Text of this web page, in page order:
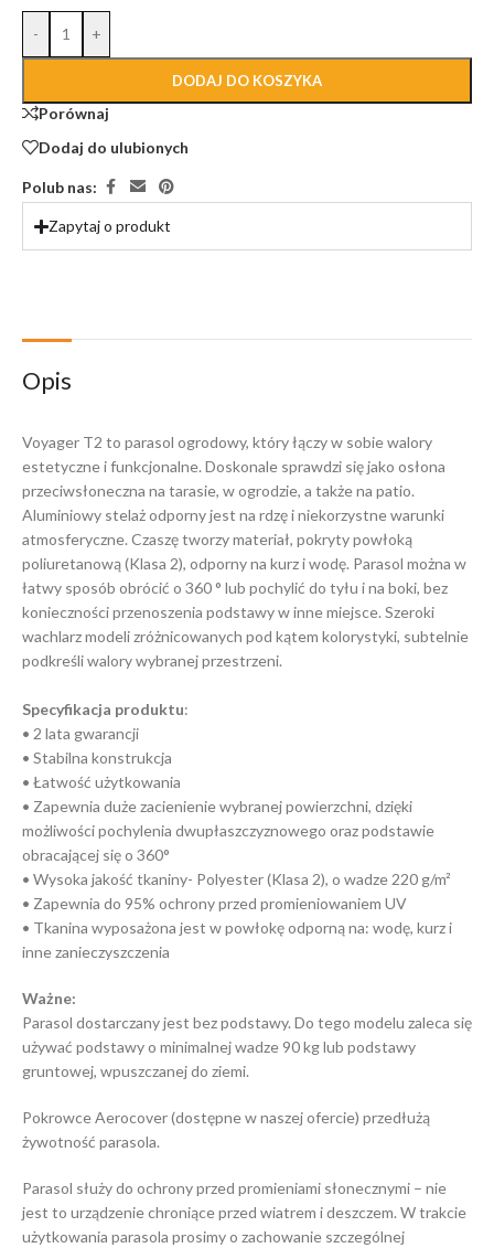
- +
DODAJ DO KOSZYKA
Porównaj
Dodaj do ulubionych
Polub nas:
Zapytaj o produkt
Opis
Voyager T2 to parasol ogrodowy, który łączy w sobie walory
estetyczne i funkcjonalne. Doskonale sprawdzi się jako osłona
przeciwsłoneczna na tarasie, w ogrodzie, a także na patio.
Aluminiowy stelaż odporny jest na rdzę i niekorzystne warunki
atmosferyczne. Czaszę tworzy materiał, pokryty powłoką
poliuretanową (Klasa 2), odporny na kurz i wodę. Parasol można w
łatwy sposób obrócić o 360 ° lub pochylić do tyłu i na boki, bez
konieczności przenoszenia podstawy w inne miejsce. Szeroki
wachlarz modeli zróżnicowanych pod kątem kolorystyki, subtelnie
podkreśli walory wybranej przestrzeni.
Specyfikacja produktu:
• 2 lata gwarancji
• Stabilna konstrukcja
• Łatwość użytkowania
• Zapewnia duże zacienienie wybranej powierzchni, dzięki
możliwości pochylenia dwupłaszczyznowego oraz podstawie
obracającej się o 360°
• Wysoka jakość tkaniny- Polyester (Klasa 2), o wadze 220 g/m²
• Zapewnia do 95% ochrony przed promieniowaniem UV
• Tkanina wyposażona jest w powłokę odporną na: wodę, kurz i
inne zanieczyszczenia
Ważne:
Parasol dostarczany jest bez podstawy. Do tego modelu zaleca się
używać podstawy o minimalnej wadze 90 kg lub podstawy
gruntowej, wpuszczanej do ziemi.
Pokrowce Aerocover (dostępne w naszej ofercie) przedłużą
żywotność parasola.
Parasol służy do ochrony przed promieniami słonecznymi – nie
jest to urządzenie chroniące przed wiatrem i deszczem. W trakcie
użytkowania parasola prosimy o zachowanie szczególnej